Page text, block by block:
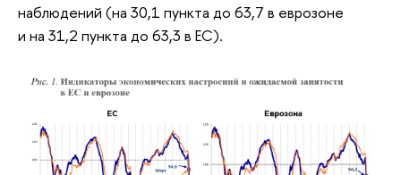
наблюдений (на 30,1 пункта до 63,7 в еврозоне
и на 31,2 пункта до 63,3 в ЕС).